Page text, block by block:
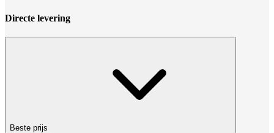
Directe levering
Beste prijs